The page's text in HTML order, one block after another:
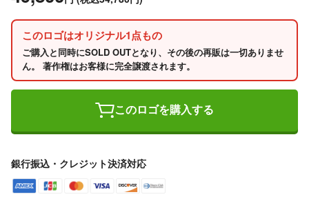
このロゴはオリジナル1点もの
ご購入と同時にSOLD OUTとなり、その後の再販は一切ありませ
ん。 著作権はお客様に完全譲渡されます。
このロゴを購入する
銀行振込・クレジット決済対応